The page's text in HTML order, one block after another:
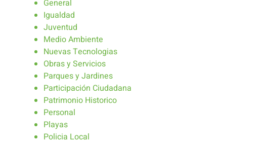
General
Igualdad
Juventud
Medio Ambiente
Nuevas Tecnologias
Obras y Servicios
Parques y Jardines
Participación Ciudadana
Patrimonio Historico
Personal
Playas
Policia Local